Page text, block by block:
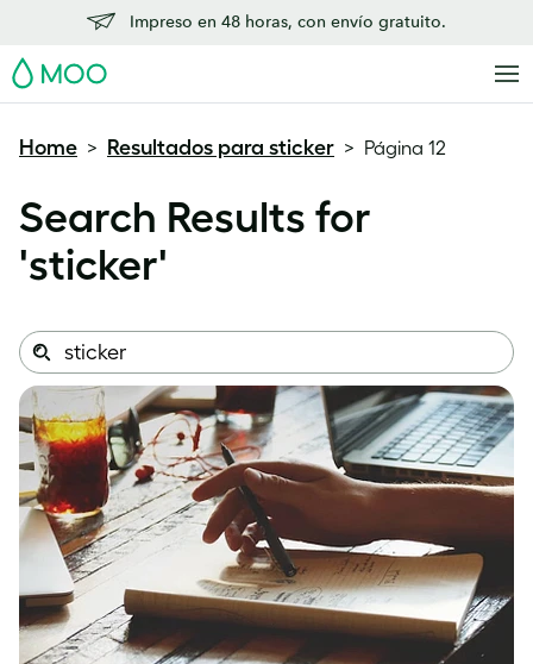
Impreso en 48 horas, con envío gratuito.
MOO
Home > Resultados para sticker > Página 12
Search Results for
'sticker'
Search
this
site:
Search